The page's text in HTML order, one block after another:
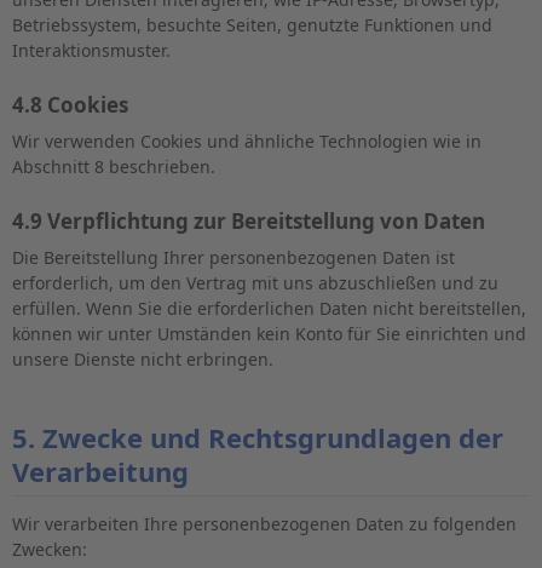
Betriebssystem, besuchte Seiten, genutzte Funktionen und
Interaktionsmuster.
4.8 Cookies
Wir verwenden Cookies und ähnliche Technologien wie in
Abschnitt 8 beschrieben.
4.9 Verpflichtung zur Bereitstellung von Daten
Die Bereitstellung Ihrer personenbezogenen Daten ist
erforderlich, um den Vertrag mit uns abzuschließen und zu
erfüllen. Wenn Sie die erforderlichen Daten nicht bereitstellen,
können wir unter Umständen kein Konto für Sie einrichten und
unsere Dienste nicht erbringen.
5. Zwecke und Rechtsgrundlagen der
Verarbeitung
Wir verarbeiten Ihre personenbezogenen Daten zu folgenden
Zwecken: